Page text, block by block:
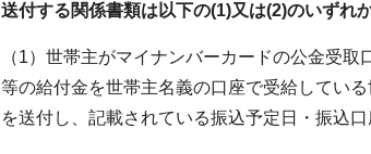
送付する関係書類は以下の(1)又は(2)のいずれか
（1）世帯主がマイナンバーカードの公金受
等の給付金を世帯主名義の口座で受給している
を送付し、記載されている振込予定日・振込口